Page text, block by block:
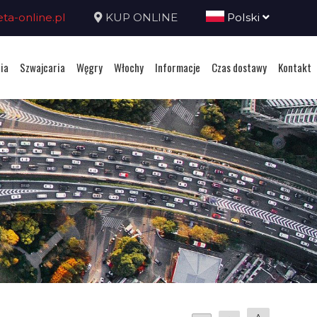
online.pl KUP ONLINE Polski
Szwajcaria Węgry Włochy Informacje Czas dostawy Kontakt